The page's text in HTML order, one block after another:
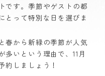
です。季節やゲストの都
とって特別な日を選びま
春から新緑の季節が人気
いという理由で、 11 月
約しましょう！